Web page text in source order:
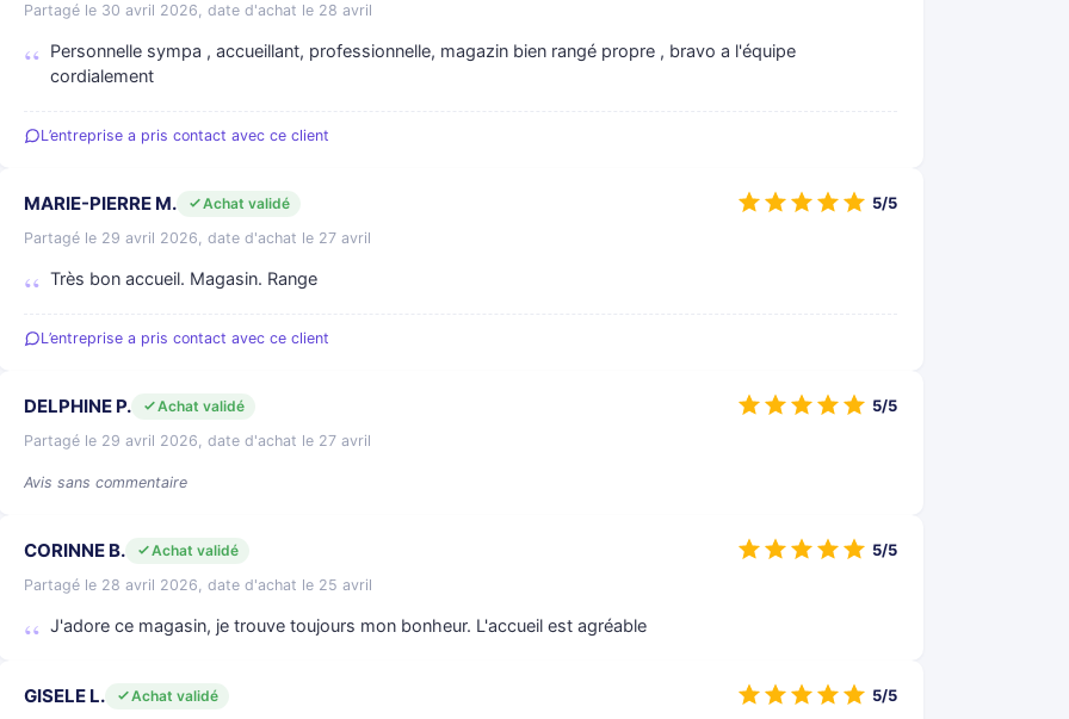
Partagé le 30 avril 2026, date d'achat le 28 avril
Personnelle sympa , accueillant, professionnelle, magazin bien rangé propre , bravo a l'équipe
cordialement
L’entreprise a pris contact avec ce client
MARIE-PIERRE M.
Achat validé
Partagé le 29 avril 2026, date d'achat le 27 avril
Très bon accueil. Magasin. Range
5/5
L’entreprise a pris contact avec ce client
DELPHINE P.
Achat validé
Partagé le 29 avril 2026, date d'achat le 27 avril
Avis sans commentaire
5/5
CORINNE B.
Achat validé
Partagé le 28 avril 2026, date d'achat le 25 avril
J'adore ce magasin, je trouve toujours mon bonheur. L'accueil est agréable
5/5
GISELE L.
Achat validé
5/5